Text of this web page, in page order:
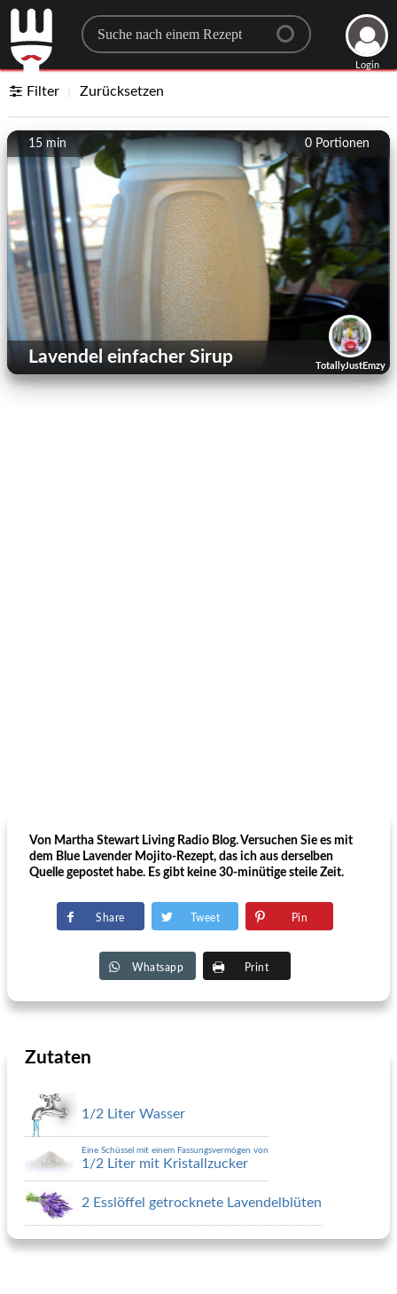
Search for a recipe
Login
Filter Zurücksetzen
0 Portionen
15 min
TotallyJustEmzy
Lavendel einfacher Sirup
Von Martha Stewart Living Radio Blog. Versuchen Sie es mit
dem Blue Lavender Mojito-Rezept, das ich aus derselben
Quelle gepostet habe. Es gibt keine 30-minütige steile Zeit.
Share Tweet Pin
Whatsapp Print
Zutaten
1/2 Liter Wasser
Eine Schüssel mit einem Fassungsvermögen von
1/2 Liter mit Kristallzucker
2 Esslöffel getrocknete Lavendelblüten